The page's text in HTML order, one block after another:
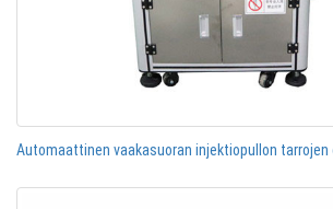
Automaattinen vaakasuoran injektiopullon